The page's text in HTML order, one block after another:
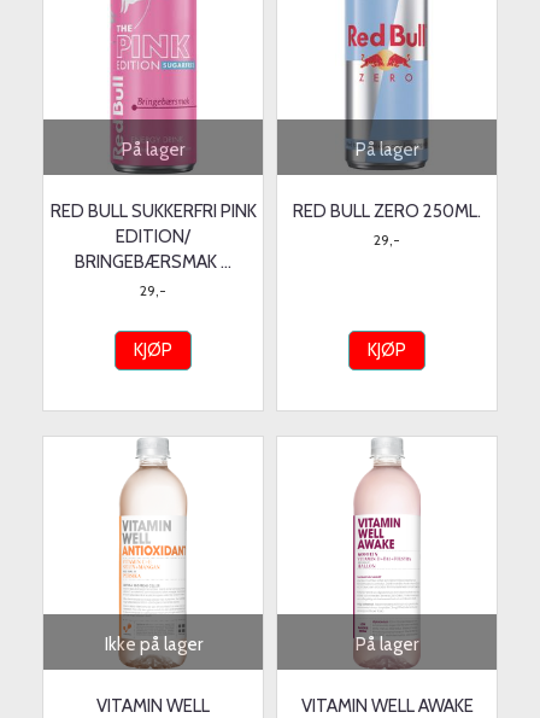
På lager
RED BULL SUKKERFRI PINK
EDITION/
BRINGEBÆRSMAK ...
29,-
KJØP
På lager
RED BULL ZERO 250ML.
29,-
KJØP
Ikke på lager
VITAMIN WELL
På lager
VITAMIN WELL AWAKE